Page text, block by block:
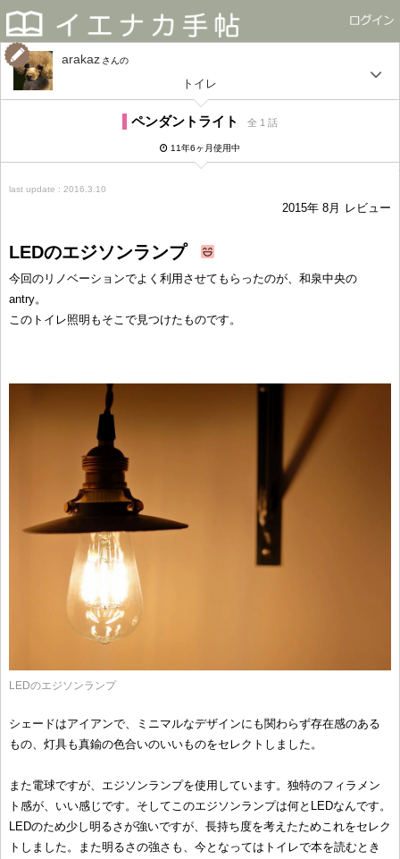
arakaz さん
トイレ
ペンダントライト 全 1 話
11年6ヶ月使用中
last update : 2016.3.10
2015年 8月 レビュー
LEDのエジソンランプ
今回のリノベーションでよく利用させてもらったのが、和泉中央の
antry。
このトイレ照明もそこで見つけたものです。
LEDのエジソンランプ
シェードはアイアンで、ミニマルなデザインにも関わらず存在感のある
もの、灯具も真鍮の色合いのいいものをセレクトしました。
また電球ですが、エジソンランプを使用しています。独特のフィラメン
ト感が、いい感じです。そしてこのエジソンランプは何とLEDなんです。
LEDのため少し明るさが強いですが、長持ち度を考えたためこれをセレク
トしました。また明るさの強さも、今となってはトイレで本を読むとき